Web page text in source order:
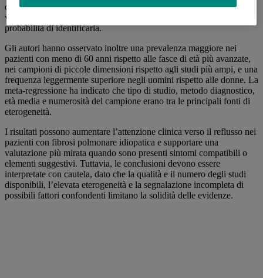
di monitoraggio del reflusso, a suggerire che la modalità con cui
viene ricercata la malattia possa incidere in maniera sostanziale sulla
probabilità di identificarla.
Gli autori hanno osservato inoltre una prevalenza maggiore nei
pazienti con meno di 60 anni rispetto alle fasce di età più avanzate,
nei campioni di piccole dimensioni rispetto agli studi più ampi, e una
frequenza leggermente superiore negli uomini rispetto alle donne. La
meta-regressione ha indicato che tipo di studio, metodo diagnostico,
età media e numerosità del campione erano tra le principali fonti di
eterogeneità.
I risultati possono aumentare l’attenzione clinica verso il reflusso nei
pazienti con fibrosi polmonare idiopatica e supportare una
valutazione più mirata quando sono presenti sintomi compatibili o
elementi suggestivi. Tuttavia, le conclusioni devono essere
interpretate con cautela, dato che la qualità e il numero degli studi
disponibili, l’elevata eterogeneità e la segnalazione incompleta di
possibili fattori confondenti limitano la solidità delle evidenze.